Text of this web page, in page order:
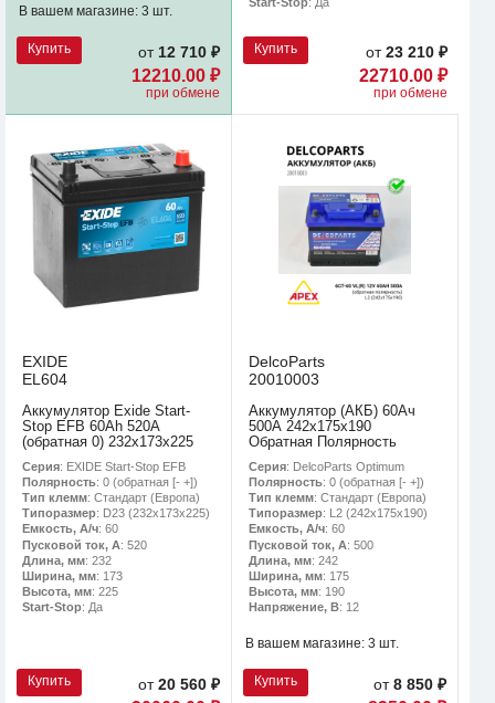
В вашем магазине: 3 шт.
Купить от 12 710 ₽
12210.00 ₽
при обмене
Купить от23 210 ₽
22710.00 ₽
при обмене
EXIDE
EL604
Аккумулятор Exide Start-
Stop EFB 60Ah 520A
(обратная 0) 232x173x225
Серия: EXIDE Start-Stop EFB
Полярность: 0 (обратная [- +])
Тип клемм: Стандарт (Европа)
Типоразмер: D23 (232х173х225)
Емкость, А/ч: 60
Пусковой ток, А: 520
Длина, мм: 232
Ширина, мм: 173
Высота, мм: 225
Start-Stop: Да
Купить от20 560 ₽
DelcoParts
20010003
Аккумулятор (АКБ) 60Ач
500А 242х175х190
Обратная Полярность
Серия: DelcoParts Optimum
Полярность: 0 (обратная [- +])
Тип клемм: Стандарт (Европа)
Типоразмер: L2 (242х175х190)
Емкость, А/ч: 60
Пусковой ток, А: 500
Длина, мм: 242
Ширина, мм: 175
Высота, мм: 190
Напряжение, В: 12
В вашем магазине: 3 шт.
Купить от8 850 ₽